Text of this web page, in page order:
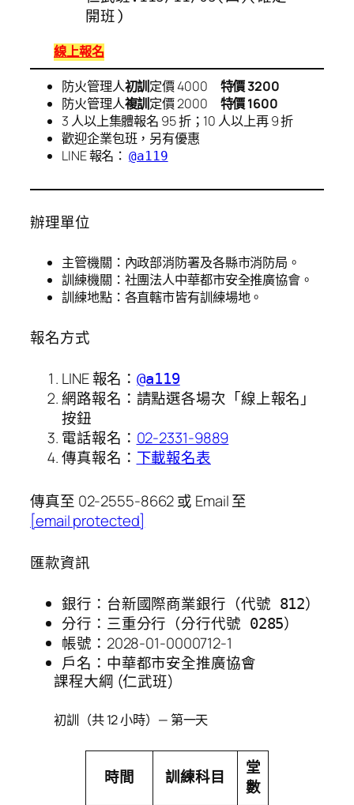
開班)
線上報名
防火管理人初訓定價 4000 特價 3200
防火管理人複訓定價 2000 特價 1600
3 人以上集體報名 95 折；10 人以上再 9 折
歡迎企業包班，另有優惠
LINE 報名：@a119
辦理單位
主管機關：內政部消防署及各縣市消防局。
訓練機關：社團法人中華都市安全推廣協會。
訓練地點：各直轄市皆有訓練場地。
報名方式
LINE 報名：@a119
網路報名：請點選各場次「線上報名」
按鈕
電話報名： 02-2331-9889
傳真報名： 下載報名表
傳真至 02-2555-8662 或 Email 至
[email protected]
匯款資訊
銀行： 台新國際商業銀行（代號 812）
分行： 三重分行（分行代號 0285）
帳號：2028-01-0000712-1
戶名：中華都市安全推廣協會
課程大綱 (仁武班)
初訓（共 12 小時）— 第一天
時間 訓練科目
堂
數